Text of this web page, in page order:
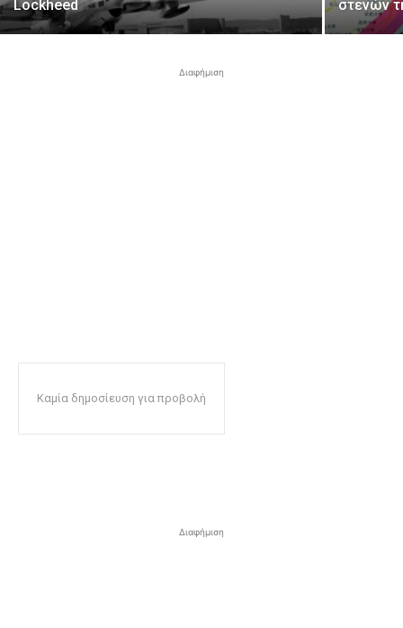
Lockheed
στενών
Διαφήμιση
Καμία δημοσίευση για προβολή
Διαφήμιση